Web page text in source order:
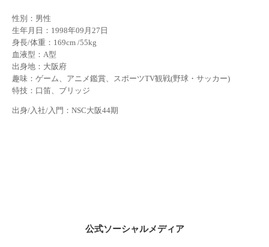
性別：男性
生年月日：1998年09月27日
身長/体重：169cm /55kg
血液型：A型
出身地：大阪府
趣味：ゲーム、アニメ鑑賞、スポーツTV観戦(野球・サッカー)
特技：口笛、ブリッジ
出身/入社/入門：NSC大阪44期
公式ソーシャルメディア